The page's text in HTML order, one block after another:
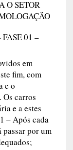
O SETOR
01 –
em
fim, com
e o
carros
e a estes
– Após cada
por um